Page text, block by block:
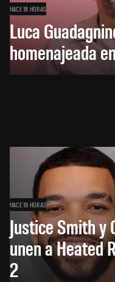
HACE 18 HORAS
Luca
homenajeada
HACE 19 HORAS
Justice Smith y
unen a Heated
2